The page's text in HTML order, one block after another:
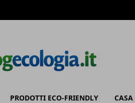
PRODOTTI ECO-FRIENDLY CASA